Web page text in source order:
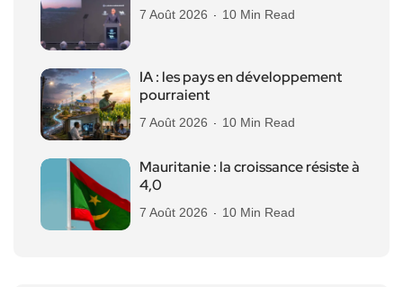
7 Août 2026 10 Min Read
IA : les pays en développement
pourraient
7 Août 2026 10 Min Read
Mauritanie : la croissance résiste à
4,0
7 Août 2026 10 Min Read